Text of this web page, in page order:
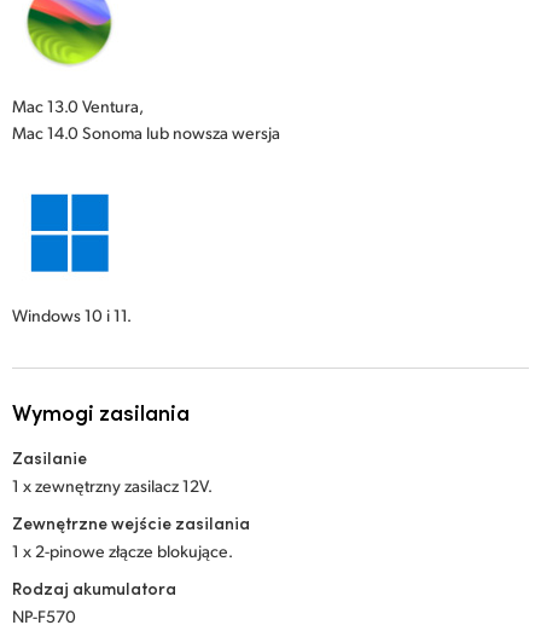
Mac 13.0 Ventura,
Mac 14.0 Sonoma lub nowsza wersja
Windows 10 i 11.
Wymogi zasilania
Zasilanie
1 x zewnętrzny zasilacz 12V.
Zewnętrzne wejście zasilania
1 x 2-pinowe złącze blokujące.
Rodzaj akumulatora
NP-F570